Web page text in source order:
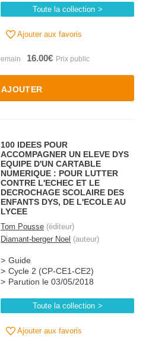
Toute la collection
Ajouter aux favoris
16.00€
AJOUTER
100 IDEES POUR
ACCOMPAGNER UN ELEVE DYS
EQUIPE D'UN CARTABLE
NUMERIQUE : POUR LUTTER
CONTRE L'ECHEC ET LE
DECROCHAGE SCOLAIRE DES
ENFANTS DYS, DE L'ECOLE AU
LYCEE
Tom Pousse (éditeur)
Diamant-berger Noel (auteur)
Guide
Cycle 2 (CP-CE1-CE2)
Parution le 03/05/2018
Toute la collection
Ajouter aux favoris